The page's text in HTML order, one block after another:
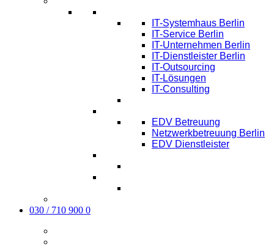
IT-Systemhaus Berlin
IT-Service Berlin
IT-Unternehmen Berlin
IT-Dienstleister Berlin
IT-Outsourcing
IT-Lösungen
IT-Consulting
EDV Betreuung
Netzwerkbetreuung Berlin
EDV Dienstleister
030 / 710 900 0